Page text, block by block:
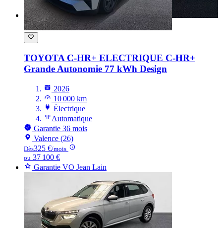
TOYOTA C-HR+ ELECTRIQUE C-HR+
Grande Autonomie 77 kWh Design
2026
10 000 km
Électrique
Automatique
Garantie 36 mois
Valence (26)
Dès325 €/mois
ou 37 100 €
Garantie VO Jean Lain